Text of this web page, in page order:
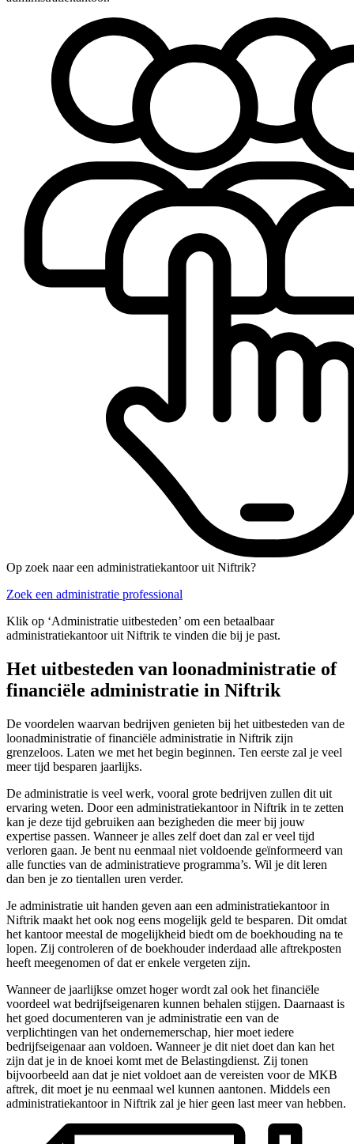
Op zoek naar een administratiekantoor uit Niftrik?
Zoek een administratie professional
Klik op ‘Administratie uitbesteden’ om een betaalbaar
administratiekantoor uit Niftrik te vinden die bij je past.
Het uitbesteden van loonadministratie of
financiële administratie in Niftrik
De voordelen waarvan bedrijven genieten bij het uitbesteden van de
loonadministratie of financiële administratie in Niftrik zijn
grenzeloos. Laten we met het begin beginnen. Ten eerste zal je veel
meer tijd besparen jaarlijks.
De administratie is veel werk, vooral grote bedrijven zullen dit uit
ervaring weten. Door een administratiekantoor in Niftrik in te zetten
kan je deze tijd gebruiken aan bezigheden die meer bij jouw
expertise passen. Wanneer je alles zelf doet dan zal er veel tijd
verloren gaan. Je bent nu eenmaal niet voldoende geïnformeerd van
alle functies van de administratieve programma’s. Wil je dit leren
dan ben je zo tientallen uren verder.
Je administratie uit handen geven aan een administratiekantoor in
Niftrik maakt het ook nog eens mogelijk geld te besparen. Dit omdat
het kantoor meestal de mogelijkheid biedt om de boekhouding na te
lopen. Zij controleren of de boekhouder inderdaad alle aftrekposten
heeft meegenomen of dat er enkele vergeten zijn.
Wanneer de jaarlijkse omzet hoger wordt zal ook het financiële
voordeel wat bedrijfseigenaren kunnen behalen stijgen. Daarnaast is
het goed documenteren van je administratie een van de
verplichtingen van het ondernemerschap, hier moet iedere
bedrijfseigenaar aan voldoen. Wanneer je dit niet doet dan kan het
zijn dat je in de knoei komt met de Belastingdienst. Zij tonen
bijvoorbeeld aan dat je niet voldoet aan de vereisten voor de MKB
aftrek, dit moet je nu eenmaal wel kunnen aantonen. Middels een
administratiekantoor in Niftrik zal je hier geen last meer van hebben.